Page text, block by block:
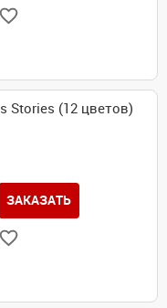
Stories (12 цветов)
ЗАКАЗАТЬ